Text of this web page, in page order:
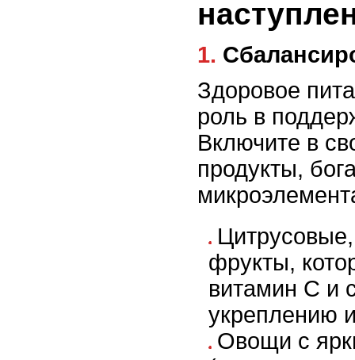
1.
Здоровое
роль в
Включите в
продукты,
фрукты,
витамин C и
укреплению
Овощи с